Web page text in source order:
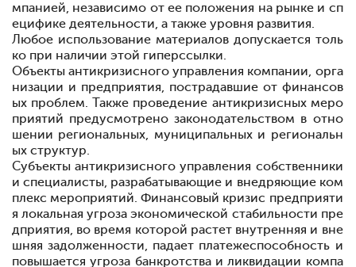
мпанией, независимо от ее положения на рынке и сп
ецифике деятельности, а также уровня развития.
Любое использование материалов допускается толь
ко при наличии этой гиперссылки.
Объекты антикризисного управления компании, орга
низации и предприятия, пострадавшие от финансов
ых проблем. Также проведение антикризисных меро
приятий предусмотрено законодательством в отно
шении региональных, муниципальных и региональн
ых структур.
Субъекты антикризисного управления собственники
и специалисты, разрабатывающие и внедряющие ком
плекс мероприятий. Финансовый кризис предприяти
ялокальная угроза экономической стабильности пре
дприятия, во время которой растет внутренняя и вне
шняя задолженности, падает платежеспособность и
повышается угроза банкротства и ликвидации компа